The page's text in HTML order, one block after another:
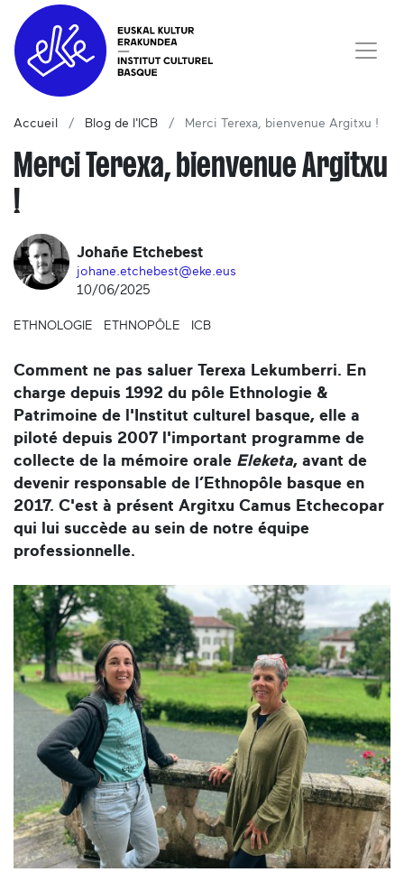
Accueil Blog de l'ICB Merci Terexa, bienvenue Argitxu !
Merci Terexa, bienvenue Argitxu
!
Johañe Etchebest
johane.etchebest@eke.eus
10/06/2025
ETHNOLOGIE ETHNOPÔLE ICB
Comment ne pas saluer Terexa Lekumberri. En
charge depuis 1992 du pôle Ethnologie &
Patrimoine de l'Institut culturel basque, elle a
piloté depuis 2007 l'important programme de
collecte de la mémoire orale Eleketa, avant de
devenir responsable de l’Ethnopôle basque en
2017. C'est à présent Argitxu Camus Etchecopar
qui lui succède au sein de notre équipe
professionnelle.